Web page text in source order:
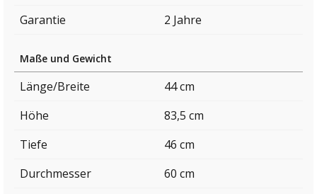
Garantie
2 Jahre
Maße und Gewicht
Länge/Breite
44 cm
Höhe
83,5 cm
Tiefe
46 cm
Durchmesser
60 cm